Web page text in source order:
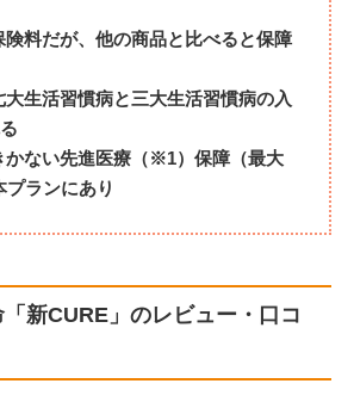
険料だが、他の商品と比べると保障
生活習慣病と三大生活習慣病の入
かない先進医療（※1）保障（最大
プランにあり
新CURE」のレビュー・口コ